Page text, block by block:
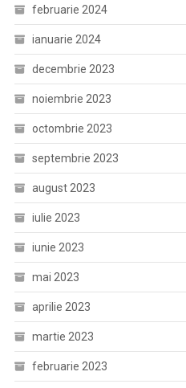
februarie 2024
ianuarie 2024
decembrie 2023
noiembrie 2023
octombrie 2023
septembrie 2023
august 2023
iulie 2023
iunie 2023
mai 2023
aprilie 2023
martie 2023
februarie 2023